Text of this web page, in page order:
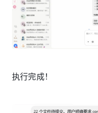
执行完成！